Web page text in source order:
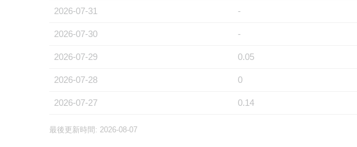
2026-07-31 -
2026-07-30 -
2026-07-29 0.05
2026-07-28 0
2026-07-27 0.14
最後更新時間: 2026-08-07